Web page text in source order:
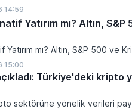
14:59
Yatırım mı? Altın,
mı? Altın, S&P 500 ve
15:00
Türkiye'deki kripto
sektörüne yönelik verileri